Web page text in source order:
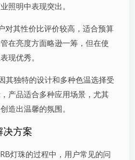
照明中表现突出。
对其性价比评价较高，适合预算
在亮度方面略逊一筹，但在使
现优秀。
其独特的设计和多种色温选择受
产品适合多种应用场景，尤其
造出温馨的氛围。
决方案
灯珠的过程中，用户常见的问